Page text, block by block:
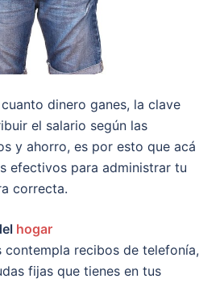
dinero ganes, la clave
el salario según las
y ahorro, es por esto que acá
efectivos para administrar tu
correcta.
hogar
contempla recibos de telefonía,
fijas que tienes en tus